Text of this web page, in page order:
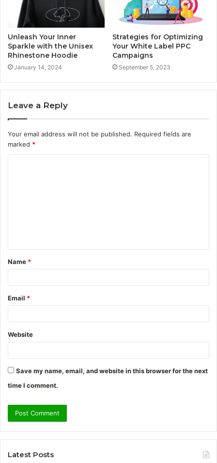
Unleash Your Inner
Sparkle with the Unisex
Rhinestone Hoodie
January 14, 2024
Strategies for Optimizing
Your White Label PPC
Campaigns
September 5, 2023
Leave a Reply
Your email address will not be published. Required fields are
marked *
t
*
Name *
Email *
Website
Save my name, email, and website in this browser for the next
time I comment.
Latest Posts